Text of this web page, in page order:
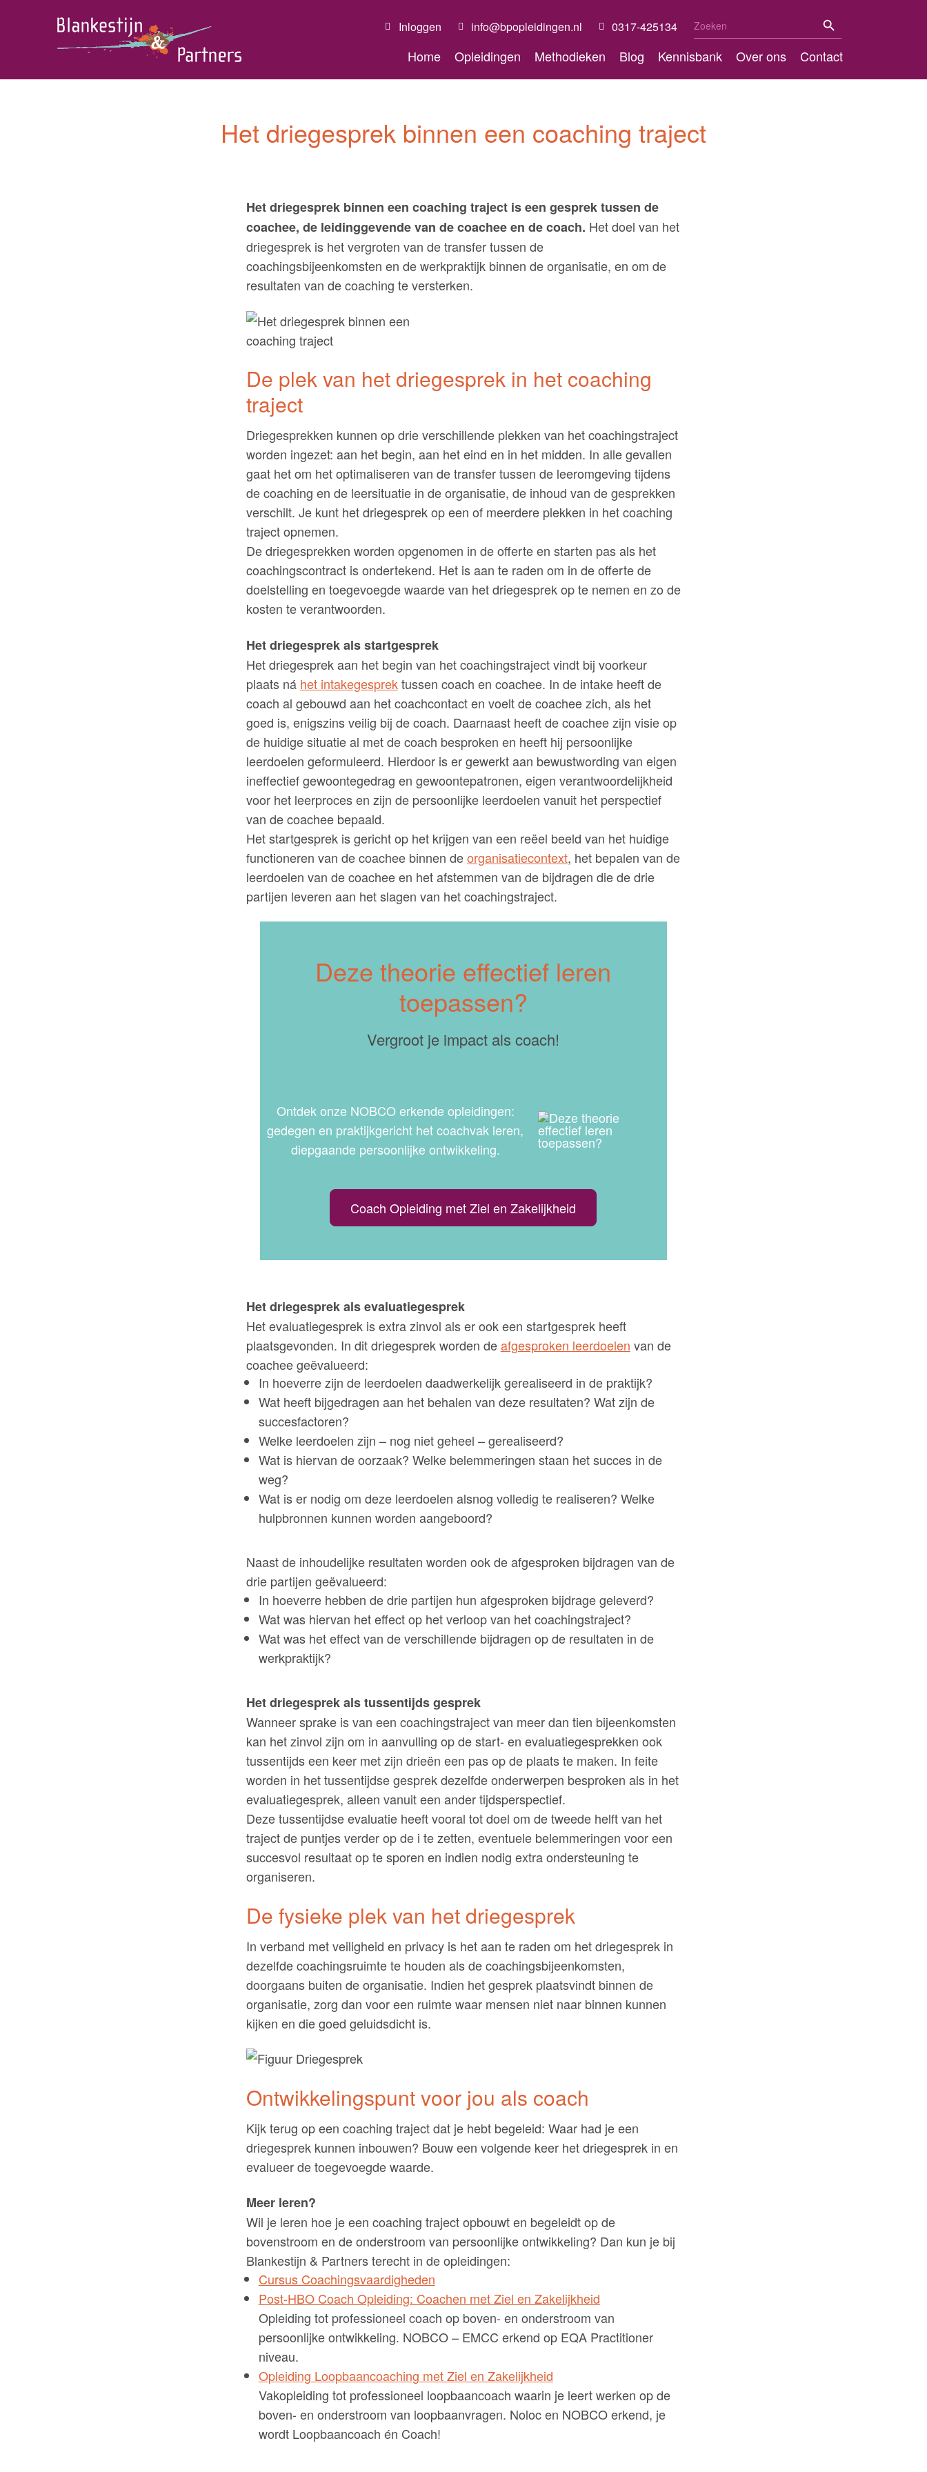
Inloggen info@bpopleidingen.nl 0317-425134 Zoek
naar:
Home Opleidingen Methodieken Blog Kennisbank Over ons Contact
Het driegesprek binnen een coaching traject
Het driegesprek binnen een coaching traject is een gesprek tussen de
coachee, de leidinggevende van de coachee en de coach. Het doel van het
driegesprek is het vergroten van de transfer tussen de
coachingsbijeenkomsten en de werkpraktijk binnen de organisatie, en om de
resultaten van de coaching te versterken.
De plek van het driegesprek in het coaching
traject
Driegesprekken kunnen op drie verschillende plekken van het coachingstraject
worden ingezet: aan het begin, aan het eind en in het midden. In alle gevallen
gaat het om het optimaliseren van de transfer tussen de leeromgeving tijdens
de coaching en de leersituatie in de organisatie, de inhoud van de gesprekken
verschilt. Je kunt het driegesprek op een of meerdere plekken in het coaching
traject opnemen.
De driegesprekken worden opgenomen in de offerte en starten pas als het
coachingscontract is ondertekend. Het is aan te raden om in de offerte de
doelstelling en toegevoegde waarde van het driegesprek op te nemen en zo de
kosten te verantwoorden.
Het driegesprek als startgesprek
Het driegesprek aan het begin van het coachingstraject vindt bij voorkeur
plaats ná het intakegesprektussen coach en coachee. In de intake heeft de
coach al gebouwd aan het coachcontact en voelt de coachee zich, als het
goed is, enigszins veilig bij de coach. Daarnaast heeft de coachee zijn visie op
de huidige situatie al met de coach besproken en heeft hij persoonlijke
leerdoelen geformuleerd. Hierdoor is er gewerkt aan bewustwording van eigen
ineffectief gewoontegedrag en gewoontepatronen, eigen verantwoordelijkheid
voor het leerproces en zijn de persoonlijke leerdoelen vanuit het perspectief
van de coachee bepaald.
Het startgesprek is gericht op het krijgen van een reëel beeld van het huidige
functioneren van de coachee binnen deorganisatiecontext, het bepalen van de
leerdoelen van de coachee en het afstemmen van de bijdragen die de drie
partijen leveren aan het slagen van het coachingstraject.
Deze theorie effectief leren
toepassen?
Vergroot je impact als coach!
Ontdek onze NOBCO erkende opleidingen:
gedegen en praktijkgericht het coachvak leren,
diepgaande persoonlijke ontwikkeling.
Coach Opleiding met Ziel en Zakelijkheid
Het driegesprek als evaluatiegesprek
Het evaluatiegesprek is extra zinvol als er ook een startgesprek heeft
plaatsgevonden. In dit driegesprek worden deafgesproken leerdoelen van de
coachee geëvalueerd:
In hoeverre zijn de leerdoelen daadwerkelijk gerealiseerd in de praktijk?
Wat heeft bijgedragen aan het behalen van deze resultaten? Wat zijn de
succesfactoren?
Welke leerdoelen zijn – nog niet geheel – gerealiseerd?
Wat is hiervan de oorzaak? Welke belemmeringen staan het succes in de
weg?
Wat is er nodig om deze leerdoelen alsnog volledig te realiseren? Welke
hulpbronnen kunnen worden aangeboord?
Naast de inhoudelijke resultaten worden ook de afgesproken bijdragen van de
drie partijen geëvalueerd:
In hoeverre hebben de drie partijen hun afgesproken bijdrage geleverd?
Wat was hiervan het effect op het verloop van het coachingstraject?
Wat was het effect van de verschillende bijdragen op de resultaten in de
werkpraktijk?
Het driegesprek als tussentijds gesprek
Wanneer sprake is van een coachingstraject van meer dan tien bijeenkomsten
kan het zinvol zijn om in aanvulling op de start- en evaluatiegesprekken ook
tussentijds een keer met zijn drieën een pas op de plaats te maken. In feite
worden in het tussentijdse gesprek dezelfde onderwerpen besproken als in het
evaluatiegesprek, alleen vanuit een ander tijdsperspectief.
Deze tussentijdse evaluatie heeft vooral tot doel om de tweede helft van het
traject de puntjes verder op de i te zetten, eventuele belemmeringen voor een
succesvol resultaat op te sporen en indien nodig extra ondersteuning te
organiseren.
De fysieke plek van het driegesprek
In verband met veiligheid en privacy is het aan te raden om het driegesprek in
dezelfde coachingsruimte te houden als de coachingsbijeenkomsten,
doorgaans buiten de organisatie. Indien het gesprek plaatsvindt binnen de
organisatie, zorg dan voor een ruimte waar mensen niet naar binnen kunnen
kijken en die goed geluidsdicht is.
Ontwikkelingspunt voor jou als coach
Kijk terug op een coaching traject dat je hebt begeleid: Waar had je een
driegesprek kunnen inbouwen? Bouw een volgende keer het driegesprek in en
evalueer de toegevoegde waarde.
Meer leren?
Wil je leren hoe je een coaching traject opbouwt en begeleidt op de
bovenstroom en de onderstroom van persoonlijke ontwikkeling? Dan kun je bij
Blankestijn & Partners terecht in de opleidingen:
Cursus Coachingsvaardigheden
Post-HBO Coach Opleiding: Coachen met Ziel en Zakelijkheid
Opleiding tot professioneel coach op boven- en onderstroom van
persoonlijke ontwikkeling. NOBCO – EMCC erkend op EQA Practitioner
niveau.
Opleiding Loopbaancoaching met Ziel en Zakelijkheid
Vakopleiding tot professioneel loopbaancoach waarin je leert werken op de
boven- en onderstroom van loopbaanvragen. Noloc en NOBCO erkend, je
wordt Loopbaancoach én Coach!